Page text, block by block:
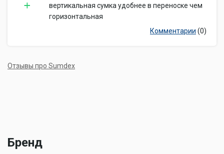
вертикальная сумка удобнее в переноске чем
горизонтальная
Комментарии (0)
Отзывы про Sumdex
Бренд